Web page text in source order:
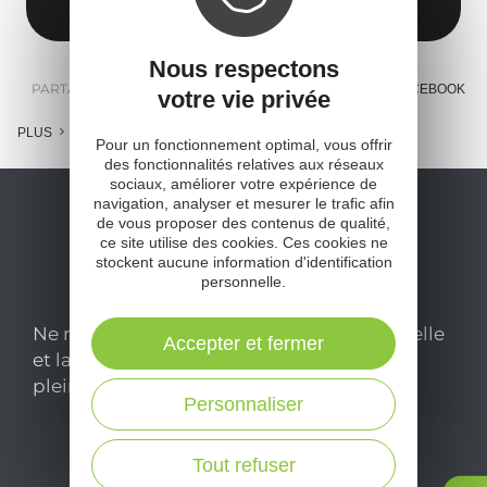
PARTAGER : E-MAIL MESSENGER FACEBOOK
PLUS
Ne manquez pas notre newsletter mensuelle
et laissez-vous inspirer pour profiter
pleinement de votre séjour en Aveyron.
Je m'abonne ici
Nous respectons
votre vie privée
Pour un fonctionnement optimal, vous offrir
des fonctionnalités relatives aux réseaux
sociaux, améliorer votre expérience de
navigation, analyser et mesurer le trafic afin
de vous proposer des contenus de qualité,
ce site utilise des cookies. Ces cookies ne
stockent aucune information d'identification
personnelle.
Tout refuser
Personnaliser
Accepter et fermer